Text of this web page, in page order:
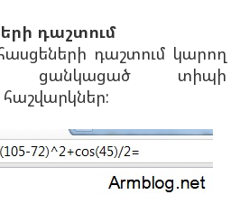
դաշտում
դաշտում կարող
ցանկացած տիպի